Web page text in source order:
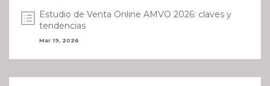
Estudio de Venta Online AMVO 2026: claves y
tendencias
Mar 19, 2026